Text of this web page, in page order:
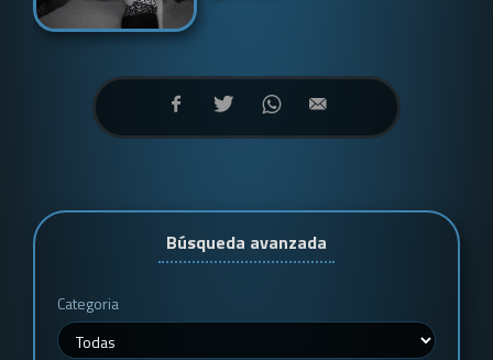
Búsqueda avanzada
Categoria